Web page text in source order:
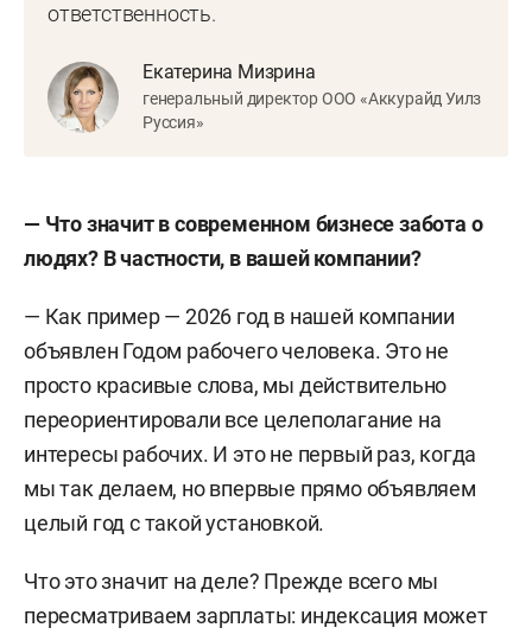
ответственность.
Екатерина Мизрина
генеральный директор ООО «Аккурайд Уилз
Руссия»
— Что значит в современном бизнесе забота о
людях? В частности, в вашей компании?
— Как пример — 2026 год в нашей компании
объявлен Годом рабочего человека. Это не
просто красивые слова, мы действительно
переориентировали все целеполагание на
интересы рабочих. И это не первый раз, когда
мы так делаем, но впервые прямо объявляем
целый год с такой установкой.
Что это значит на деле? Прежде всего мы
пересматриваем зарплаты: индексация может